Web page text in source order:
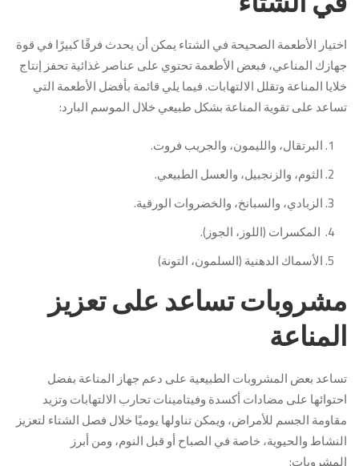
اختيار الأطعمة الصحيحة في الشتاء يمكن أن يحدث فرقًا كبيرًا في قوة
جهازك المناعي، فبعض الأطعمة تحتوي على عناصر غذائية تحفز إنتاج
خلايا المناعة وتقلل الالتهابات. فيما يلي قائمة بأفضل الأطعمة التي
تساعد على تقوية المناعة بشكل طبيعي خلال الموسم البارد:
البرتقال، والليمون، والجريب فروت.
الثوم، والزنجبيل، والعسل الطبيعي.
الزبادي، والسبانخ، والخضروات الورقية.
المكسرات (اللوز، الجوز).
الأسماك الدهنية (السلمون، التونة)
مشروبات تساعد على تعزيز
المناعة
تساعد بعض المشروبات الطبيعية على دعم جهاز المناعة بفضل
احتوائها على مضادات أكسدة وفيتامينات تحارب الالتهابات وتزيد
مقاومة الجسم للأمراض، ويمكن تناولها يوميًا خلال فصل الشتاء لتعزيز
النشاط والحيوية، خاصة في الصباح أو قبل النوم، ومن أبرز